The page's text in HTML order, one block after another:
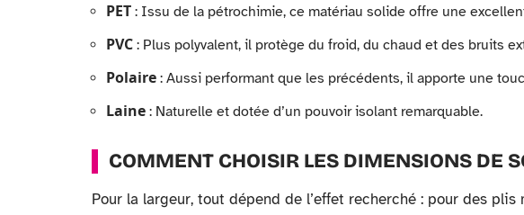
PET : Issu de la pétrochimie, ce matériau solide offre une
PVC : Plus polyvalent, il protège du froid, du chaud et des bruits
Polaire : Aussi performant que les précédents, il apporte une
Laine : Naturelle et dotée d’un pouvoir isolant remarquable.
COMMENT CHOISIR LES DIMENSIONS DE
Pour la largeur, tout dépend de l’effet recherché : pour des plis